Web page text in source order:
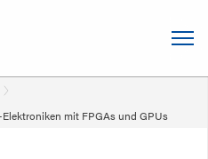
mit FPGAs und GPUs